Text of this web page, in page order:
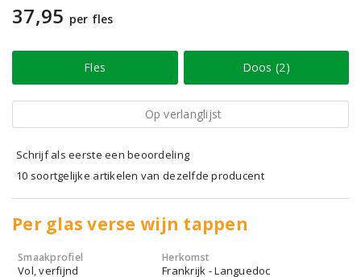
37,95 per fles
Fles Doos (2)
Op verlanglijst
Schrijf als eerste een beoordeling
10 soortgelijke artikelen van dezelfde producent
Per glas verse wijn tappen
Smaakprofiel
Vol, verfijnd
Herkomst
Frankrijk - Languedoc